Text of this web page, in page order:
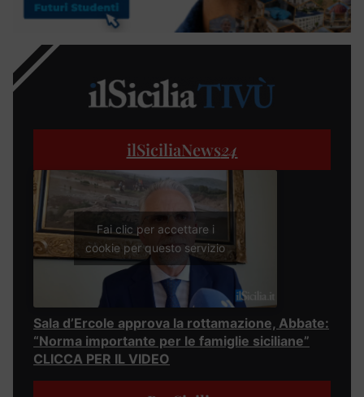
ilSiciliaNews24
Fai clic per accettare i
cookie per questo servizio
Sala d’Ercole approva la rottamazione, Abbate:
“Norma importante per le famiglie siciliane”
CLICCA PER IL VIDEO